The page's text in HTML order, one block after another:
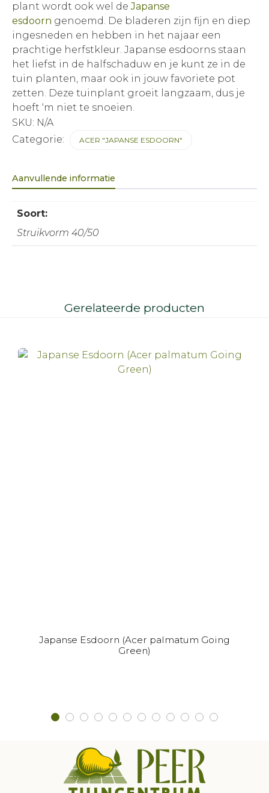
plant wordt ook wel deJapanse
esdoorn genoemd. De bladeren zijn fijn en diep
ingesneden en hebben in het najaar een
prachtige herfstkleur. Japanse esdoorns staan
het liefst in de halfschaduw en je kunt ze in de
tuin planten, maar ook in jouw favoriete pot
zetten. Deze tuinplant groeit langzaam, dus je
hoeft ‘m niet te snoeien.
SKU: N/A
Categorie:
ACER "JAPANSE ESDOORN"
Aanvullende informatie
Soort:
Struikvorm 40/50
Gerelateerde producten
product
optie
worden
Japanse Esdoorn (Acer palmatum Going
Green)